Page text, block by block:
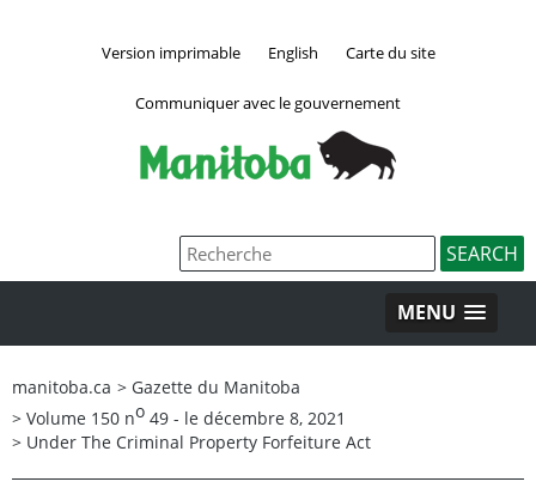
Version imprimable English Carte du site
Communiquer avec le gouvernement
MENU
manitoba.ca > Gazette du Manitoba
> Volume 150 no 49 - le décembre 8, 2021
> Under The Criminal Property Forfeiture Act